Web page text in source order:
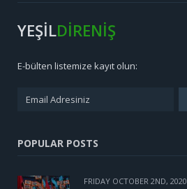
YEŞİLDİRENİŞ
E-bülten listemize kayıt olun:
POPULAR POSTS
FRIDAY OCTOBER 2ND, 2020